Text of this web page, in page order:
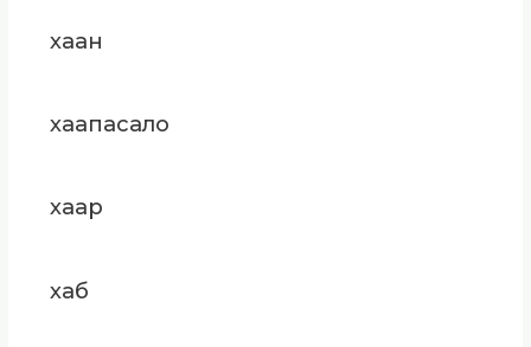
хаан
хаапасало
хаар
хаб